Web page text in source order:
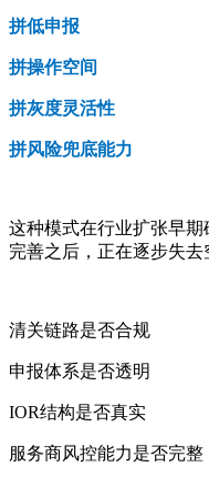
拼低申报
拼操作空间
拼灰度灵活性
拼风险兜底能力
这种模式在行业扩张早
完善之后，正在逐步失去
清关链路是否合规
申报体系是否透明
IOR结构是否真实
服务商风控能力是否完整